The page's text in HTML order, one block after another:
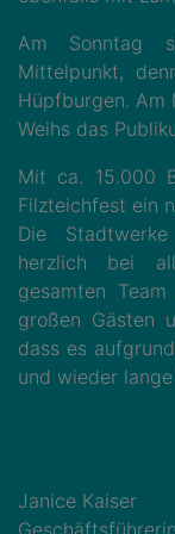
Am Sonntag
Mittelpunkt,
Hüpfburgen. Am
Weihs das
Mit ca. 15.000
Filzteichfest ein
Die
herzlich bei
gesamten
großen Gästen
dass es
und wieder
Janice Kaiser
Geschäftsführerin